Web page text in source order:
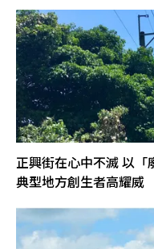
正興街在心中不滅 以
典型地方創生者高耀威